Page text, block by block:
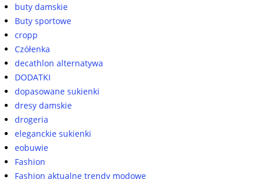
buty damskie
Buty sportowe
cropp
Czółenka
decathlon alternatywa
DODATKI
dopasowane sukienki
dresy damskie
drogeria
eleganckie sukienki
eobuwie
Fashion
Fashion aktualne trendy modowe